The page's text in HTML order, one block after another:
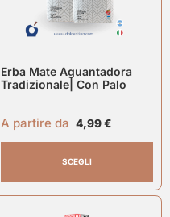
Erba Mate Aguantadora
Tradizionale| Con Palo
A partire da 4,99€
SCEGLI